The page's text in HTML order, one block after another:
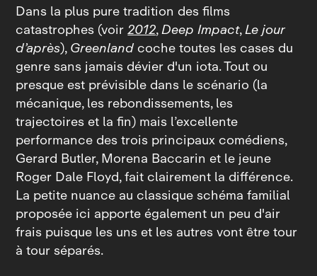
Dans la plus pure tradition des films
catastrophes (voir2012,Deep Impact,Le jour
d’après),Greenland coche toutes les cases du
genre sans jamais dévier d'un iota. Tout ou
presque est prévisible dans le scénario (la
mécanique, les rebondissements, les
trajectoires et la fin) mais l’excellente
performance des trois principaux comédiens,
Gerard Butler, Morena Baccarin et le jeune
Roger Dale Floyd, fait clairement la différence.
La petite nuance au classique schéma familial
proposée ici apporte également un peu d'air
frais puisque les uns et les autres vont être tour
à tour séparés.